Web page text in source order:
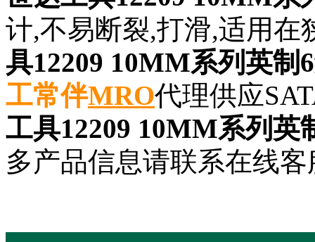
计,不易断裂,打滑,适用在
具12209 10MM系列英制
工常伴MRO代理供应
工具12209 10MM系列英
多产品信息请联系在线